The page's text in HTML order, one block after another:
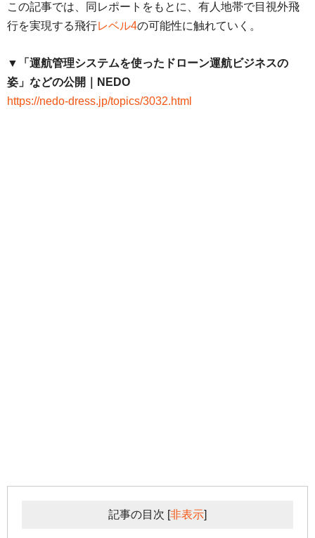
この記事では、同レポートをもとに、有人地帯で目視外飛
行を実現する飛行レベル4の可能性に触れていく。
▼「運航管理システムを使ったドローン運航ビジネスの
姿」などの公開｜NEDO
https://nedo-dress.jp/topics/3032.html
記事の目次 非表示